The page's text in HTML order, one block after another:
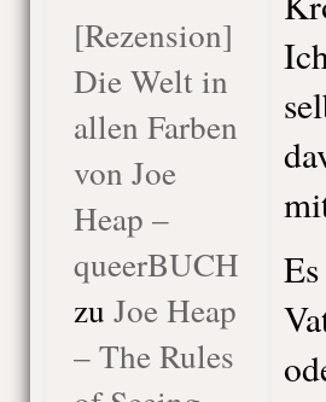
[Rezension]
Die Welt in
allen Farben
von Joe
Heap –
queerBUCH
zu Joe Heap
– The Rules